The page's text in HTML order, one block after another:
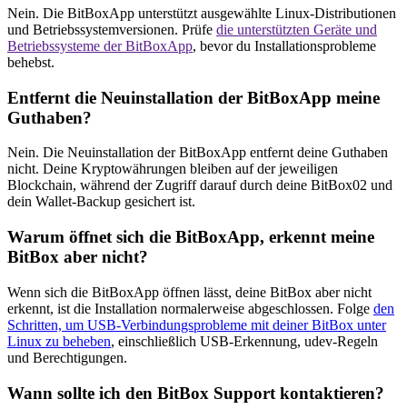
Nein. Die BitBoxApp unterstützt ausgewählte Linux-Distributionen
und Betriebssystemversionen. Prüfe die unterstützten Geräte und
Betriebssysteme der BitBoxApp, bevor du Installationsprobleme
behebst.
Entfernt die Neuinstallation der BitBoxApp meine
Guthaben?
Nein. Die Neuinstallation der BitBoxApp entfernt deine Guthaben
nicht. Deine Kryptowährungen bleiben auf der jeweiligen
Blockchain, während der Zugriff darauf durch deine BitBox02 und
dein Wallet-Backup gesichert ist.
Warum öffnet sich die BitBoxApp, erkennt meine
BitBox aber nicht?
Wenn sich die BitBoxApp öffnen lässt, deine BitBox aber nicht
erkennt, ist die Installation normalerweise abgeschlossen. Folge den
Schritten, um USB-Verbindungsprobleme mit deiner BitBox unter
Linux zu beheben, einschließlich USB-Erkennung, udev-Regeln
und Berechtigungen.
Wann sollte ich den BitBox Support kontaktieren?